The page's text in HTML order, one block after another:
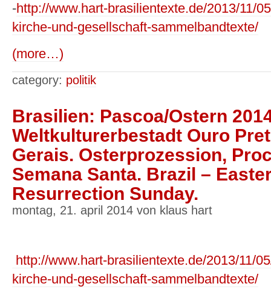
-http://www.hart-brasilientexte.de/2013/11/
kirche-und-gesellschaft-sammelbandtexte/
(more…)
category: politik
Brasilien: Pascoa/Ostern
Weltkulturerbestadt Ouro
Gerais. Osterprozession,
Semana Santa. Brazil –
Resurrection Sunday.
montag, 21. april 2014 von klaus hart
http://www.hart-brasilientexte.de/2013/11/
kirche-und-gesellschaft-sammelbandtexte/